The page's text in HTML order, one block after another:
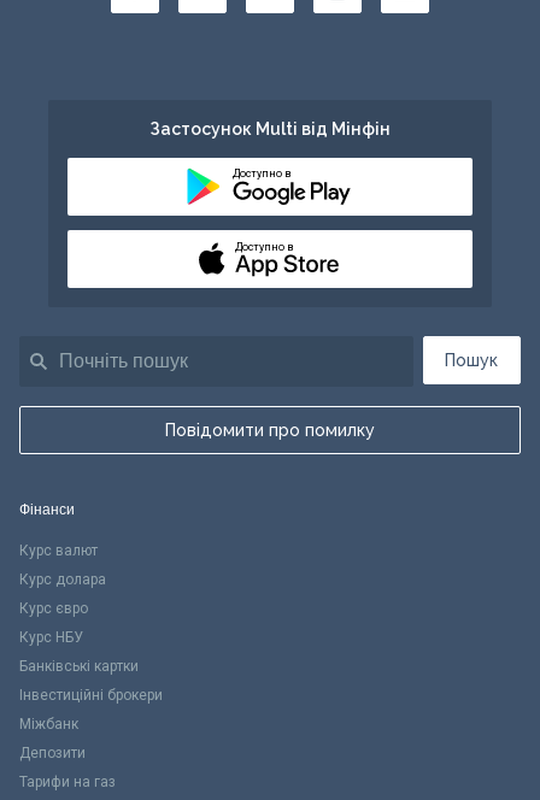
Пошук
Повідомити про помилку
Застосунок Multi від Мінфін
Доступно в
Доступно в
Фінанси
Курс валют
Курс долара
Курс євро
Курс НБУ
Банківські картки
Інвестиційні брокери
Міжбанк
Депозити
Тарифи на газ